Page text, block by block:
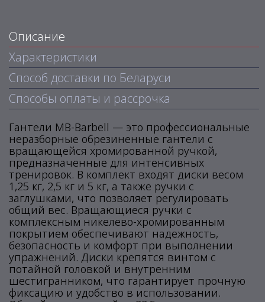
Описание
Характеристики
Способ доставки по Беларуси
Способы оплаты и рассрочка
Гантели MB-Barbell — это профессиональные
неразборные обрезиненные гантели с
вращающейся хромированной ручкой,
предназначенные для интенсивных
тренировок. В комплект входят диски весом
1,25 кг, 2,5 кг и 5 кг, а также ручки с
заглушками, что позволяет регулировать
общий вес. Вращающиеся ручки с
комплексным никелево-хромированным
покрытием обеспечивают надежность,
безопасность и комфорт при выполнении
упражнений. Диски крепятся винтом с
потайной головкой и внутренним
шестигранником, что гарантирует прочную
фиксацию и удобство в использовании.